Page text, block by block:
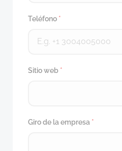
Teléfono *
Sitio web *
Giro de la empresa *